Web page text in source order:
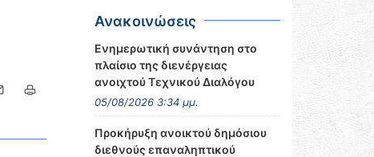
Ανακοινώσεις
Ενημερωτική συνάντηση στο
πλαίσιο της διενέργειας
ανοιχτού Τεχνικού Διαλόγου
05/08/2026 3:34 μμ.
Προκήρυξη ανοικτού δημόσιου
διεθνούς επαναληπτικού